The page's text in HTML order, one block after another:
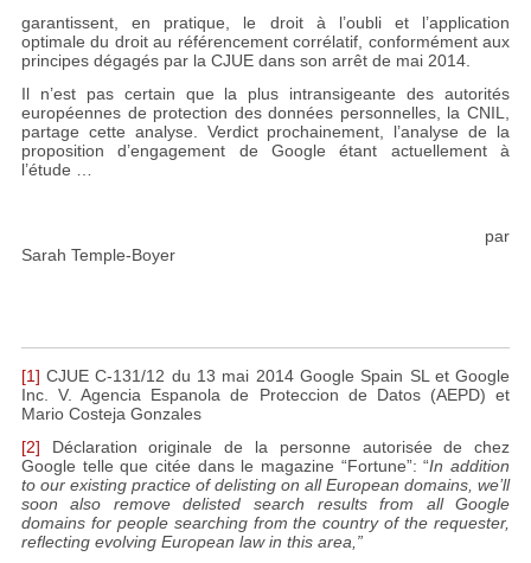
garantissent, en pratique, le droit à l’oubli et l’application
optimale du droit au référencement corrélatif, conformément aux
principes dégagés par la CJUE dans son arrêt de mai 2014.
Il n’est pas certain que la plus intransigeante des autorités
européennes de protection des données personnelles, la CNIL,
partage cette analyse. Verdict prochainement, l’analyse de la
proposition d’engagement de Google étant actuellement à
l’étude …
par
Sarah Temple-Boyer
[1] CJUE C-131/12 du 13 mai 2014 Google Spain SL et Google
Inc. V. Agencia Espanola de Proteccion de Datos (AEPD) et
Mario Costeja Gonzales
[2] Déclaration originale de la personne autorisée de chez
Google telle que citée dans le magazine “Fortune”: “In addition
to our existing practice of delisting on all European domains, we’ll
soon also remove delisted search results from all Google
domains for people searching from the country of the requester,
reflecting evolving European law in this area,”